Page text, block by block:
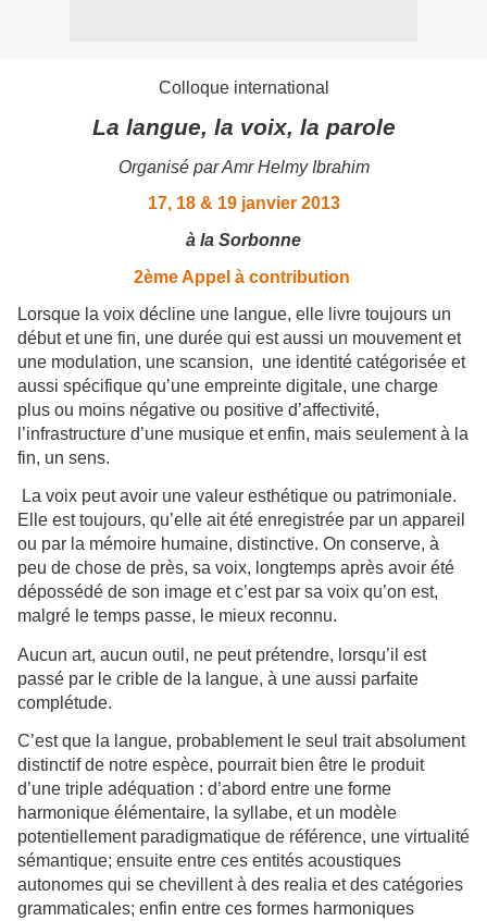
Colloque international
La langue, la voix, la parole
Organisé parAmr Helmy Ibrahim
17, 18 & 19 janvier 2013
à la Sorbonne
2ème Appel à contribution
Lorsque la voix décline une langue, elle livre toujours un
début et une fin, une durée qui est aussi un mouvement et
une modulation, une scansion, une identité catégorisée et
aussi spécifique qu’une empreinte digitale, une charge
plus ou moins négative ou positive d’affectivité,
l’infrastructure d’une musique et enfin, mais seulement à la
fin, un sens.
La voix peut avoir une valeur esthétique ou patrimoniale.
Elle est toujours, qu’elle ait été enregistrée par un appareil
ou par la mémoire humaine, distinctive. On conserve, à
peu de chose de près, sa voix, longtemps après avoir été
dépossédé de son image et c’est par sa voix qu’on est,
malgré le temps passe, le mieux reconnu.
Aucun art, aucun outil, ne peut prétendre, lorsqu’il est
passé par le crible de la langue, à une aussi parfaite
complétude.
C’est que la langue, probablement le seul trait absolument
distinctif de notre espèce, pourrait bien être le produit
d’une triple adéquation : d’abord entre une forme
harmonique élémentaire, la syllabe, et un modèle
potentiellement paradigmatique de référence, une virtualité
sémantique; ensuite entre ces entités acoustiques
autonomes qui se chevillent à des realia et des catégories
grammaticales; enfin entre ces formes harmoniques